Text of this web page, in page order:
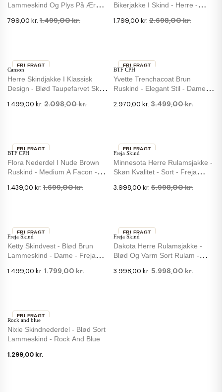
Lammeskind Og Plys På Ærmer
799,00 kr. 1.499,00 kr.
Bikerjakke I Skind - Herre -
1.799,00 kr. 2.698,00 kr.
Canson
Herre Skindjakke I Klassisk
Design - Blød Taupefarvet Skind
1.499,00 kr. 2.098,00 kr.
-29 %
FRI FRAGT
BTF CPH
Yvette Trenchacoat Brun
Ruskind - Elegant Stil - Dame -
2.970,00 kr. 3.499,00 kr.
-15 %
FRI FRAGT
BTF CPH
Flora Nederdel I Nude Brown
Ruskind - Medium A Facon -
1.439,00 kr. 1.699,00 kr.
-15 %
FRI FRAGT
Freja Skind
Minnesota Herre Rulamsjakke -
Skøn Kvalitet - Sort - Freja
3.998,00 kr. 5.998,00 kr.
FRI FRAGT
Freja Skind
Ketty Skindvest - Blød Brun
Lammeskind - Dame - Freja
1.499,00 kr. 1.799,00 kr.
-17 %
FRI FRAGT
Freja Skind
Dakota Herre Rulamsjakke -
Blød Og Varm Sort Rulam -
3.998,00 kr. 5.998,00 kr.
-33 %
FRI FRAGT
Rock and blue
Nixie Skindnederdel - Blød Sort
Lammeskind - Rock And Blue
1.299,00 kr.
FRI FRAGT